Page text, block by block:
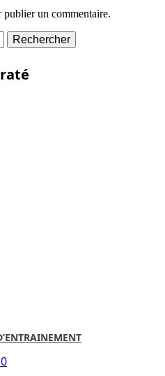
un commentaire.
0